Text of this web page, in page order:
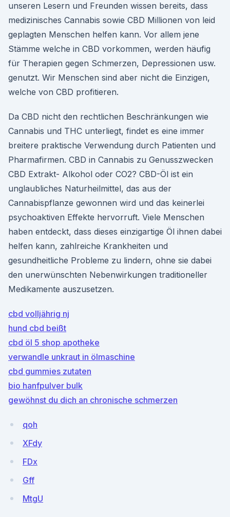
unseren Lesern und Freunden wissen bereits, dass
medizinisches Cannabis sowie CBD Millionen von leid
geplagten Menschen helfen kann. Vor allem jene
Stämme welche in CBD vorkommen, werden häufig
für Therapien gegen Schmerzen, Depressionen usw.
genutzt. Wir Menschen sind aber nicht die Einzigen,
welche von CBD profitieren.
Da CBD nicht den rechtlichen Beschränkungen wie
Cannabis und THC unterliegt, findet es eine immer
breitere praktische Verwendung durch Patienten und
Pharmafirmen. CBD in Cannabis zu Genusszwecken
CBD Extrakt- Alkohol oder CO2? CBD-Öl ist ein
unglaubliches Naturheilmittel, das aus der
Cannabispflanze gewonnen wird und das keinerlei
psychoaktiven Effekte hervorruft. Viele Menschen
haben entdeckt, dass dieses einzigartige Öl ihnen dabei
helfen kann, zahlreiche Krankheiten und
gesundheitliche Probleme zu lindern, ohne sie dabei
den unerwünschten Nebenwirkungen traditioneller
Medikamente auszusetzen.
cbd volljährig nj
hund cbd beißt
cbd öl 5 shop apotheke
verwandle unkraut in ölmaschine
cbd gummies zutaten
bio hanfpulver bulk
gewöhnst du dich an chronische schmerzen
qoh
XFdy
FDx
Gff
MtgU